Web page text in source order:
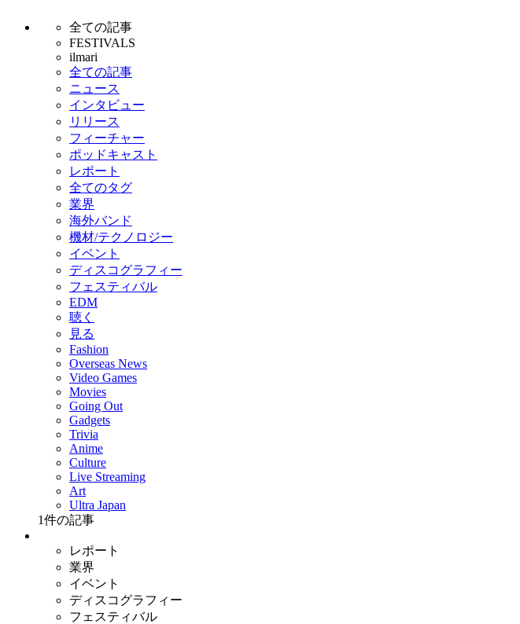
全ての記事
FESTIVALS
ilmari
全ての記事
ニュース
インタビュー
リリース
フィーチャー
ポッドキャスト
レポート
全てのタグ
業界
海外バンド
機材/テクノロジー
イベント
ディスコグラフィー
フェスティバル
EDM
聴く
見る
Fashion
Overseas News
Video Games
Movies
Going Out
Gadgets
Trivia
Anime
Culture
Live Streaming
Art
Ultra Japan
1件の記事
レポート
業界
イベント
ディスコグラフィー
フェスティバル